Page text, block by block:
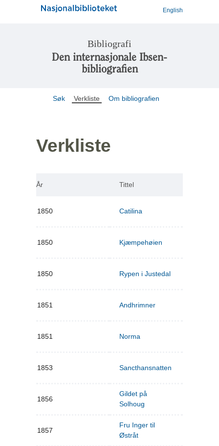
English
Bibliografi
Den internasjonale Ibsen-
bibliografien
Søk Verkliste Om bibliografien
Verkliste
År Tittel
1850 Catilina
1850 Kjæmpehøien
1850 Rypen i Justedal
1851 Andhrimner
1851 Norma
1853 Sancthansnatten
1856
Gildet på
Solhoug
1857
Fru Inger til
Østråt